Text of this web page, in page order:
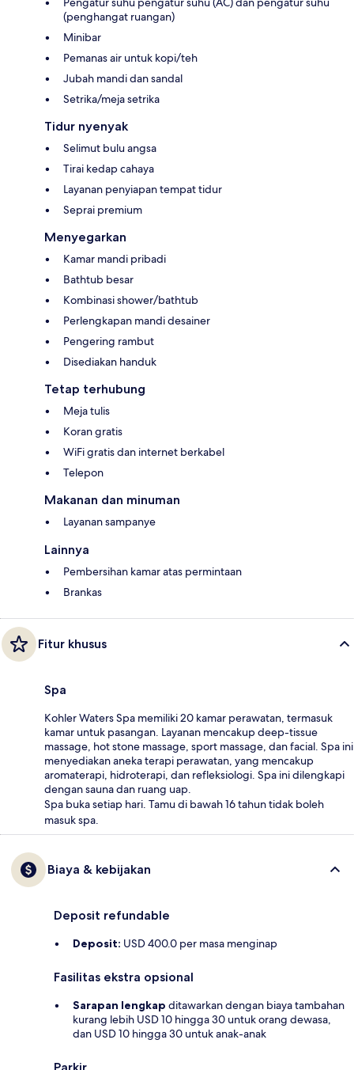
(penghangat ruangan)
Minibar
Pemanas air untuk kopi/teh
Jubah mandi dan sandal
Setrika/meja setrika
Tidur nyenyak
Selimut bulu angsa
Tirai kedap cahaya
Layanan penyiapan tempat tidur
Seprai premium
Menyegarkan
Kamar mandi pribadi
Bathtub besar
Kombinasi shower/bathtub
Perlengkapan mandi desainer
Pengering rambut
Disediakan handuk
Tetap terhubung
Meja tulis
Koran gratis
WiFi gratis dan internet berkabel
Telepon
Makanan dan minuman
Layanan sampanye
Lainnya
Pembersihan kamar atas permintaan
Brankas
Fitur khusus
Spa
Kohler Waters Spa memiliki 20 kamar perawatan, termasuk
kamar untuk pasangan. Layanan mencakup deep-tissue
massage, hot stone massage, sport massage, dan facial. Spa ini
menyediakan aneka terapi perawatan, yang mencakup
aromaterapi, hidroterapi, dan refleksiologi. Spa ini dilengkapi
dengan sauna dan ruang uap.
Spa buka setiap hari. Tamu di bawah 16 tahun tidak boleh
masuk spa.
Biaya & kebijakan
Deposit refundable
Deposit: USD 400.0 per masa menginap
Fasilitas ekstra opsional
Sarapan lengkap ditawarkan dengan biaya tambahan
kurang lebih USD 10 hingga 30 untuk orang dewasa,
dan USD 10 hingga 30 untuk anak-anak